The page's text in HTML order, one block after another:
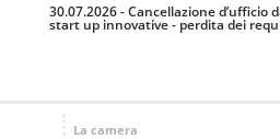
30.07.2026 - Cancellazione d’ufficio
start up innovative - perdita dei
La camera